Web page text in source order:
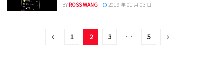
BY ROSS WANG 2019 年 01 月 03 日
1 2 3 … 5